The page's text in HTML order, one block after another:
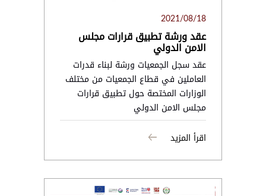
2021/08/18
عقد ورشة تطبيق قرارات مجلس
الامن الدولي
عقد سجل الجمعيات ورشة لبناء قدرات
العاملين في قطاع الجمعيات من مختلف
الوزارات المختصة حول تطبيق قرارات
مجلس الامن الدولي
اقرأ المزيد